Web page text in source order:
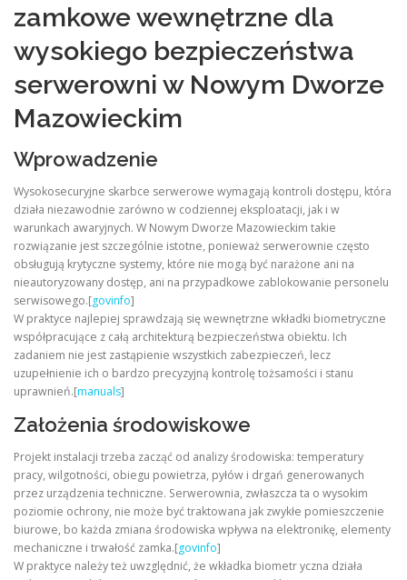
zamkowe wewnętrzne dla
wysokiego bezpieczeństwa
serwerowni w Nowym Dworze
Mazowieckim
Wprowadzenie
Wysokosecuryjne skarbce serwerowe wymagają kontroli dostępu, która
działa niezawodnie zarówno w codziennej eksploatacji, jak i w
warunkach awaryjnych. W Nowym Dworze Mazowieckim takie
rozwiązanie jest szczególnie istotne, ponieważ serwerownie często
obsługują krytyczne systemy, które nie mogą być narażone ani na
nieautoryzowany dostęp, ani na przypadkowe zablokowanie personelu
serwisowego.[govinfo]
W praktyce najlepiej sprawdzają się wewnętrzne wkładki biometryczne
współpracujące z całą architekturą bezpieczeństwa obiektu. Ich
zadaniem nie jest zastąpienie wszystkich zabezpieczeń, lecz
uzupełnienie ich o bardzo precyzyjną kontrolę tożsamości i stanu
uprawnień.[manuals]
Założenia środowiskowe
Projekt instalacji trzeba zacząć od analizy środowiska: temperatury
pracy, wilgotności, obiegu powietrza, pyłów i drgań generowanych
przez urządzenia techniczne. Serwerownia, zwłaszcza ta o wysokim
poziomie ochrony, nie może być traktowana jak zwykłe pomieszczenie
biurowe, bo każda zmiana środowiska wpływa na elektronikę, elementy
mechaniczne i trwałość zamka.[govinfo]
W praktyce należy też uwzględnić, że wkładka biometr yczna działa